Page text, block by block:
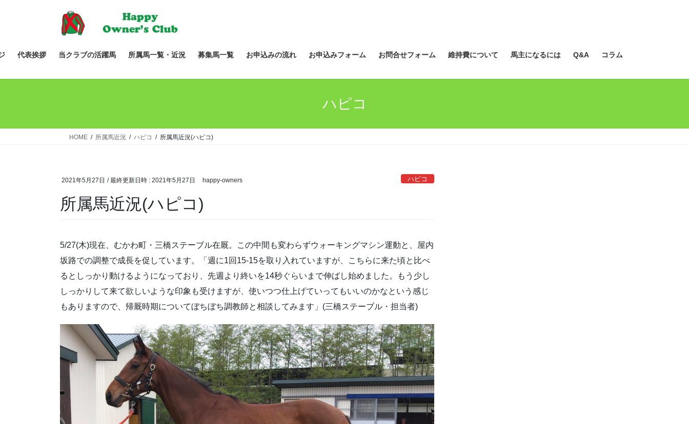
ツ
ス
シ
ン
代表挨拶 当クラブの活躍馬 所属馬一覧・近況 募集馬一覧 お申込みの流れ お申込みフォーム お問合せフォーム 維持費について 馬主になるには Q&A コラム
ハピコ
HOME 所属馬近況 ハピコ 所属馬近況(ハピコ)
2021年5月27日 / 最終更新日時 : 2021年5月27日 happy-owners ハピコ
所属馬近況(ハピコ)
5/27(木)現在、むかわ町・三橋ステーブル在厩。この中間も変わらずウォーキングマシン運動と、屋内
坂路での調整で成長を促しています。「週に1回15-15を取り入れていますが、こちらに来た頃と比べ
るとしっかり動けるようになっており、先週より終いを14秒ぐらいまで伸ばし始めました。もう少し
しっかりして来て欲しいような印象も受けますが、使いつつ仕上げていってもいいのかなという感じ
もありますので、帰厩時期についてぼちぼち調教師と相談してみます」(三橋ステーブル・担当者)